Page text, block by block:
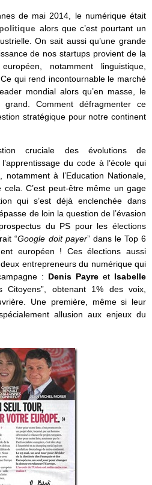
de mai 2014, le numérique était
alors que c’est pourtant un
On sait aussi qu’une grande
de nos startups provient de la
notamment linguistique,
qui rend incontournable le marché
mondial alors qu’en masse, le
Comment défragmenter ce
stratégique pour notre continent
cruciale des évolutions de
l’apprentissage du code à l’école qui
à l’Education Nationale,
cela. C’est peut-être même un gage
qui s’est déjà enclenchée dans
de loin la question de l’évasion
du PS pour les élections
“Google doit payer” dans le Top 6
européen ! Ces élections aussi
entrepreneurs du numérique qui
: Denis Payre et Isabelle
Citoyens”, obtenant 1% des voix,
Une première, même si leur
allusion aux enjeux du